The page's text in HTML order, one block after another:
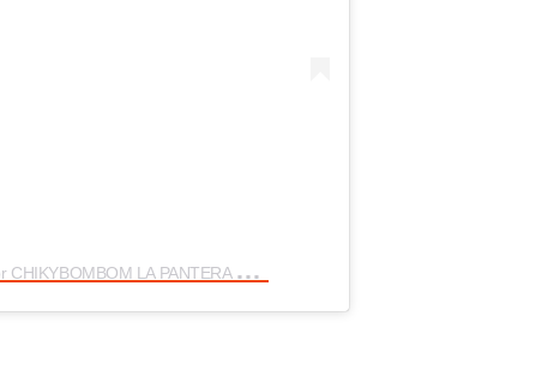
U
na publicación compartida por CHIKYBOMBOM LA PANTERA ?? (@chikybombomreal)